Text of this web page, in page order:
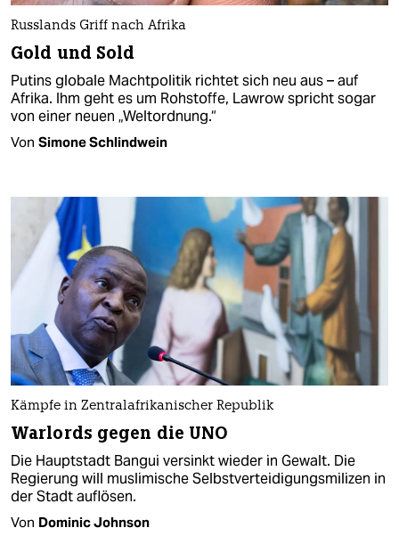
Russlands Griff nach Afrika
Gold und Sold
Putins globale Machtpolitik richtet sich neu aus – auf
Afrika. Ihm geht es um Rohstoffe, Lawrow spricht sogar
von einer neuen „Weltordnung.“
Von Simone Schlindwein
Kämpfe in Zentralafrikanischer Republik
Warlords gegen die UNO
Die Hauptstadt Bangui versinkt wieder in Gewalt. Die
Regierung will muslimische Selbstverteidigungsmilizen in
der Stadt auflösen.
Von Dominic Johnson